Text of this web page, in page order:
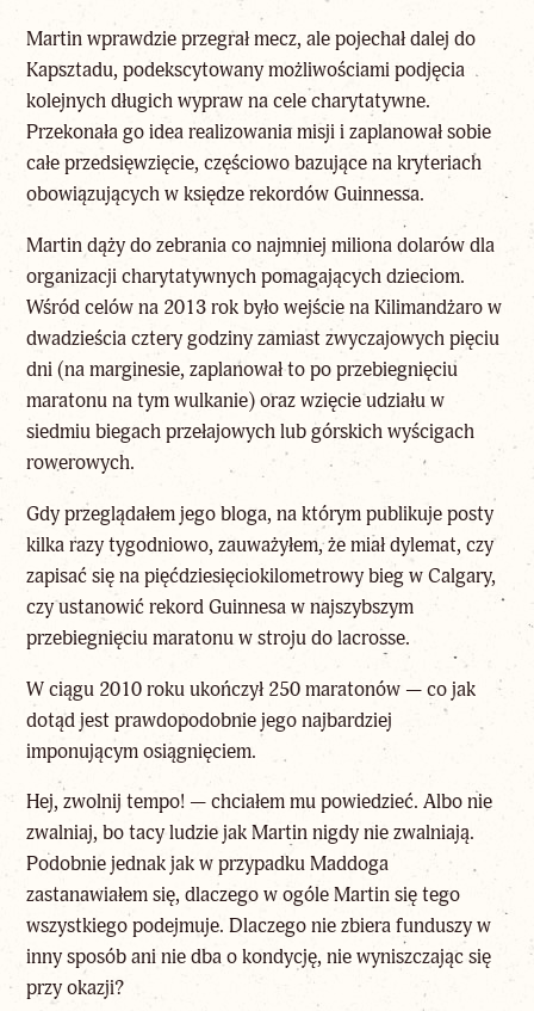
Martin wprawdzie przegrał mecz, ale pojechał dalej do
Kapsztadu, podekscytowany możliwościami podjęcia
kolejnych długich wypraw na cele charytatywne.
Przekonała go idea realizowania misji i zaplanował sobie
całe przedsięwzięcie, częściowo bazujące na kryteriach
obowiązujących w księdze rekordów Guinnessa.
Martin dąży do zebrania co najmniej miliona dolarów dla
organizacji charytatywnych pomagających dzieciom.
Wśród celów na 2013 rok było wejście na Kilimandżaro w
dwadzieścia cztery godziny zamiast zwyczajowych pięciu
dni (na marginesie, zaplanował to po przebiegnięciu
maratonu na tym wulkanie) oraz wzięcie udziału w
siedmiu biegach przełajowych lub górskich wyścigach
rowerowych.
Gdy przeglądałem jego bloga, na którym publikuje posty
kilka razy tygodniowo, zauważyłem, że miał dylemat, czy
zapisać się na pięćdziesięciokilometrowy bieg w Calgary,
czy ustanowić rekord Guinnesa w najszybszym
przebiegnięciu maratonu w stroju do lacrosse.
W ciągu 2010 roku ukończył 250 maratonów — co jak
dotąd jest prawdopodobnie jego najbardziej
imponującym osiągnięciem.
Hej, zwolnij tempo! — chciałem mu powiedzieć. Albo nie
zwalniaj, bo tacy ludzie jak Martin nigdy nie zwalniają.
Podobnie jednak jak w przypadku Maddoga
zastanawiałem się, dlaczego w ogóle Martin się tego
wszystkiego podejmuje. Dlaczego nie zbiera funduszy w
inny sposób ani nie dba o kondycję, nie wyniszczając się
przy okazji?